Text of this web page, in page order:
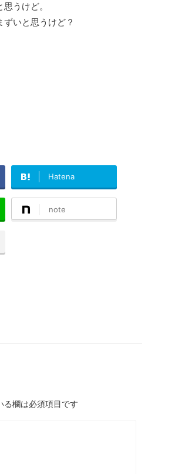
うけど。
いと思うけど？
Hatena
note
る欄は必須項目です